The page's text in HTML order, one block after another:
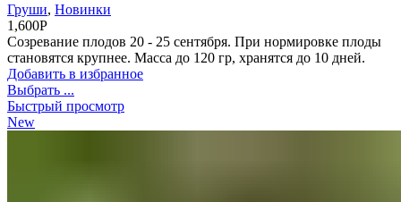
Груши, Новинки
1,600Р
Созревание плодов 20 - 25 сентября. При нормировке плоды
становятся крупнее. Масса до 120 гр, хранятся до 10 дней.
Добавить в избранное
Выбрать ...
Быстрый просмотр
New